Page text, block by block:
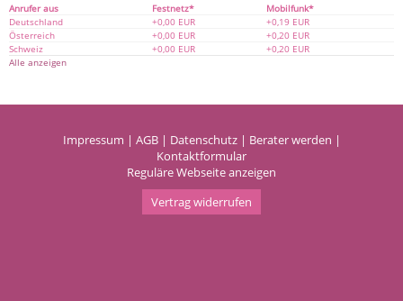
Anrufer aus Festnetz*
Mobilfunk*
Deutschland
+0,00 EUR
+0,19 EUR
Österreich
+0,00 EUR
+0,20 EUR
Schweiz
+0,00 EUR
+0,20 EUR
Alle anzeigen
Impressum | AGB| Datenschutz| Berater werden |
Kontaktformular
Reguläre Webseite anzeigen
Vertrag widerrufen